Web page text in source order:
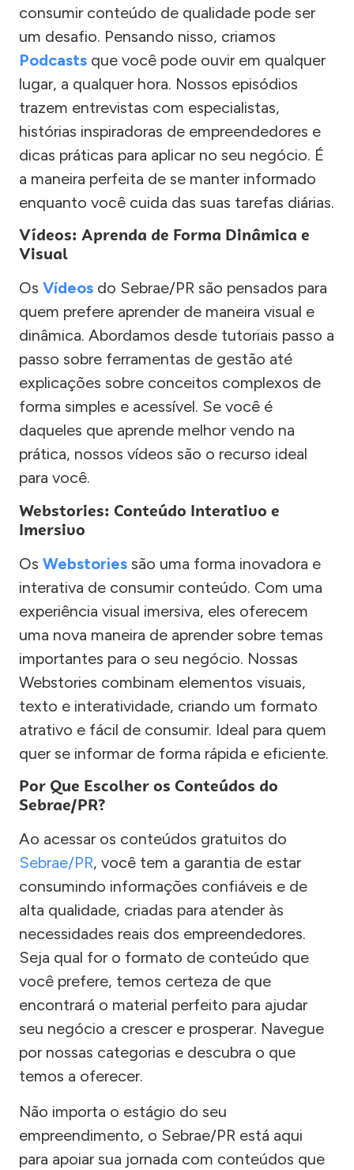
consumir conteúdo de qualidade pode ser
um desafio. Pensando nisso, criamos
Podcasts que você pode ouvir em qualquer
lugar, a qualquer hora. Nossos episódios
trazem entrevistas com especialistas,
histórias inspiradoras de empreendedores e
dicas práticas para aplicar no seu negócio. É
a maneira perfeita de se manter informado
enquanto você cuida das suas tarefas diárias.
Vídeos: Aprenda de Forma Dinâmica e
Visual
Os Vídeos do Sebrae/PR são pensados para
quem prefere aprender de maneira visual e
dinâmica. Abordamos desde tutoriais passo a
passo sobre ferramentas de gestão até
explicações sobre conceitos complexos de
forma simples e acessível. Se você é
daqueles que aprende melhor vendo na
prática, nossos vídeos são o recurso ideal
para você.
Webstories: Conteúdo Interativo e
Imersivo
Os Webstories são uma forma inovadora e
interativa de consumir conteúdo. Com uma
experiência visual imersiva, eles oferecem
uma nova maneira de aprender sobre temas
importantes para o seu negócio. Nossas
Webstories combinam elementos visuais,
texto e interatividade, criando um formato
atrativo e fácil de consumir. Ideal para quem
quer se informar de forma rápida e eficiente.
Por Que Escolher os Conteúdos do
Sebrae/PR?
Ao acessar os conteúdos gratuitos do
Sebrae/PR, você tem a garantia de estar
consumindo informações confiáveis e de
alta qualidade, criadas para atender às
necessidades reais dos empreendedores.
Seja qual for o formato de conteúdo que
você prefere, temos certeza de que
encontrará o material perfeito para ajudar
seu negócio a crescer e prosperar. Navegue
por nossas categorias e descubra o que
temos a oferecer.
Não importa o estágio do seu
empreendimento, o Sebrae/PR está aqui
para apoiar sua jornada com conteúdos que